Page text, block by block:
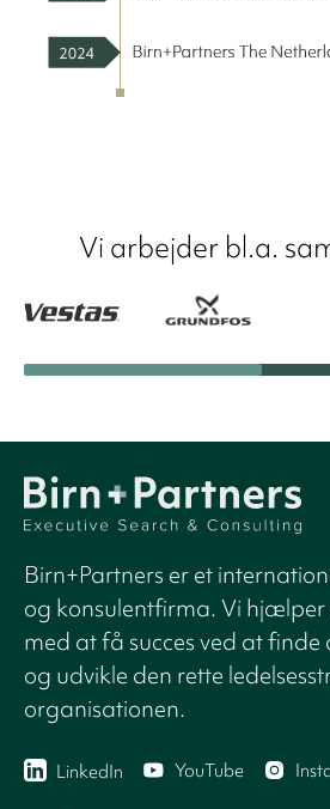
Vi arbejder bl.a.
Birn+Partners er et
og konsulentfirma. Vi hjælper
med at få succes ved at
og udvikle den rette
organisationen.
LinkedIn YouTube